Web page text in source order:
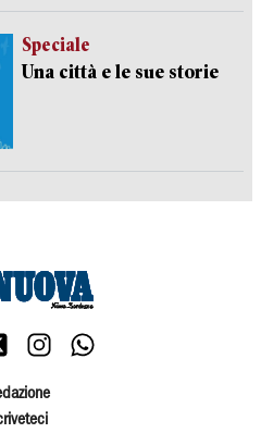
Speciale
Una città e le sue storie